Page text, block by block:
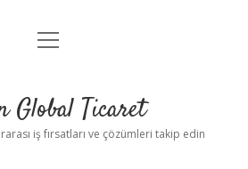
Anasayfa
Yasal Uyarı
menüyü
Global Ticaret
iş fırsatları ve çözümleri takip edin